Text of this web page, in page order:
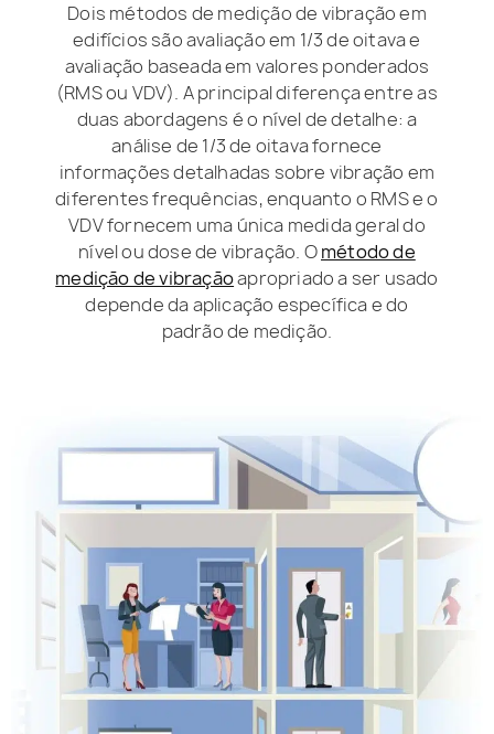
Dois métodos de medição de vibração em
edifícios são avaliação em 1/3 de oitava e
avaliação baseada em valores ponderados
(RMS ou VDV). A principal diferença entre as
duas abordagens é o nível de detalhe: a
análise de 1/3 de oitava fornece
informações detalhadas sobre vibração em
diferentes frequências, enquanto o RMS e o
VDV fornecem uma única medida geral do
nível ou dose de vibração. Ométodo de
medição de vibraçãoapropriado a ser usado
depende da aplicação específica e do
padrão de medição.